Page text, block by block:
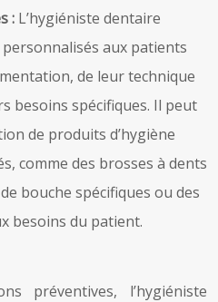
: L’hygiéniste dentaire
aux patients
de leur technique
besoins spécifiques. Il peut
de produits d’hygiène
comme des brosses à dents
bouche spécifiques ou des
besoins du patient.
préventives, l’hygiéniste